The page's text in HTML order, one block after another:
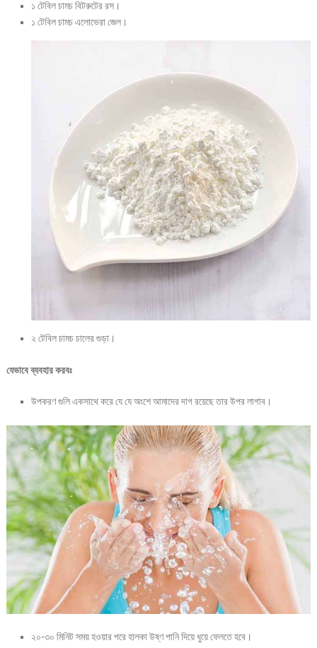
১ টেবিল চামচ বিটরুটের রস।
১ টেবিল চামচ এলোভেরা জেল।
২ টেবিল চামচ চালের গুড়া।
যেভাবে ব্যবহার করবঃ
উপকরণ গুলি একসাথে করে যে যে অংশে আমাদের দাগ রয়েছে তার উপর লাগাব।
২০-৩০ মিনিট সময় হওয়ার পরে হালকা উষ্ণ পানি দিয়ে ধুয়ে ফেলতে হবে।